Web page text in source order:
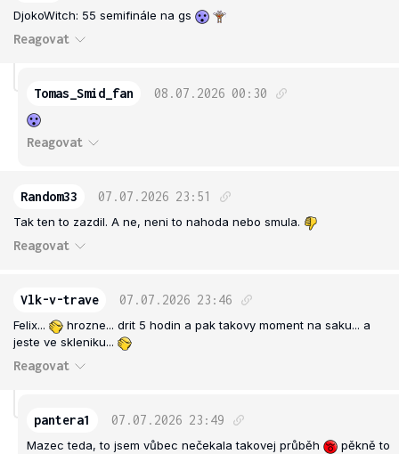
DjokoWitch: 55 semifinále na gs
Reagovat
Tomas_Smid_fan 08.07.2026 00:30
Reagovat
Random33 07.07.2026 23:51
Tak ten to zazdil. A ne, neni to nahoda nebo smula.
Reagovat
Vlk-v-trave 07.07.2026 23:46
Felix...
hrozne... drit 5 hodin a pak takovy moment na saku... a
jeste ve skleniku...
Reagovat
pantera1 07.07.2026 23:49
Mazec teda, to jsem vůbec nečekala takovej průběh
pěkně to